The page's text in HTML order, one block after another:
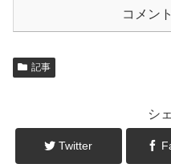
コメン
記事
シ
Twitter